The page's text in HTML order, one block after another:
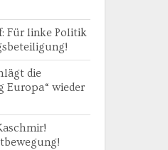
Für linke Politik
die
Europa“ wieder